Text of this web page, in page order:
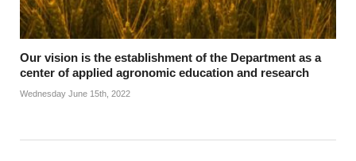
Our vision is the establishment of the Department as a
center of applied agronomic education and research
Wednesday June 15th, 2022